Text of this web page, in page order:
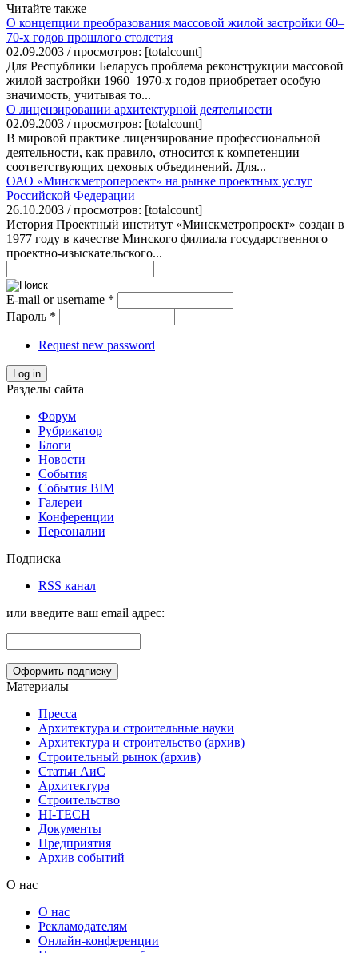
Читайте также
О концепции преобразования массовой жилой застройки 60–
70-х годов прошлого столетия
02.09.2003 / просмотров: [totalcount]
Для Республики Беларусь проблема реконструкции массовой
жилой застройки 1960–1970-х годов приобретает особую
значимость, учитывая то...
О лицензировании архитектурной деятельности
02.09.2003 / просмотров: [totalcount]
В мировой практике лицензирование профессиональной
деятельности, как правило, относится к компетенции
соответствующих цеховых объединений. Для...
ОАО «Минскметропероект» на рынке проектных услуг
Российской Федерации
26.10.2003 / просмотров: [totalcount]
История Проектный институт «Минскметропроект» создан в
1977 году в качестве Минского филиала государственного
проектно-изыскательского...
E-mail or username *
Пароль *
Request new password
Log in
Разделы сайта
Форум
Рубрикатор
Блоги
Новости
События
События BIM
Галереи
Конференции
Персоналии
Подписка
RSS канал
или введите ваш email адрес:
Материалы
Пресса
Архитектура и строительные науки
Архитектура и строительство (архив)
Строительный рынок (архив)
Статьи АиС
Архитектура
Строительство
HI-TECH
Документы
Предприятия
Архив событий
О нас
О нас
Рекламодателям
Онлайн-конференции